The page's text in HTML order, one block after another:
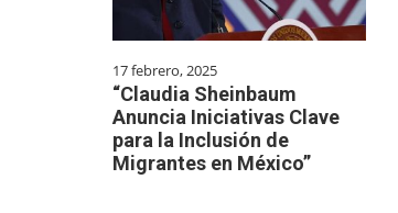
17 febrero, 2025
“Claudia Sheinbaum
Anuncia Iniciativas Clave
para la Inclusión de
Migrantes en México”